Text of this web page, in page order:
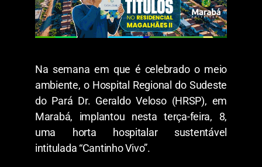
Na semana em que é celebrado o meio
ambiente, o Hospital Regional do Sudeste
do Pará Dr. Geraldo Veloso (HRSP), em
Marabá, implantou nesta terça-feira, 8,
uma horta hospitalar sustentável
intitulada “Cantinho Vivo”.